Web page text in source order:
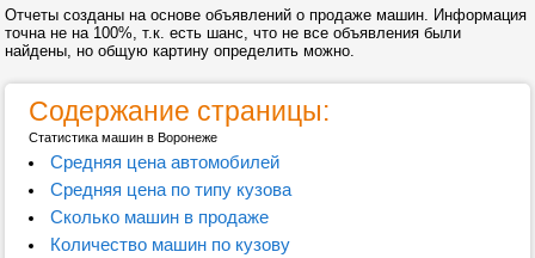
Отчеты созданы на основе объявлений о продаже машин. Информация
точна не на 100%, т.к. есть шанс, что не все объявления были
найдены, но общую картину определить можно.
Содержание страницы:
Статистика машин в Воронеже
Средняя цена автомобилей
Средняя цена по типу кузова
Сколько машин в продаже
Количество машин по кузову